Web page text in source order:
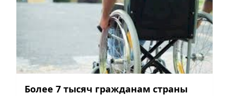
Более 7 тысяч гражданам страны